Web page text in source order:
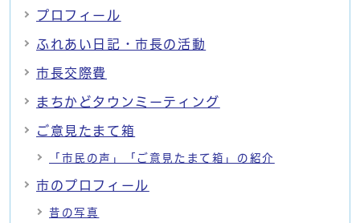
プロフィール
ふれあい日記・市長の活動
市長交際費
まちかどタウンミーティング
ご意見たまて箱
「市民の声」「ご意見たまて箱」の紹介
市のプロフィール
昔の写真